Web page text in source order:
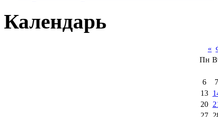
Календарь
«
Пн
6
7
13
20
27